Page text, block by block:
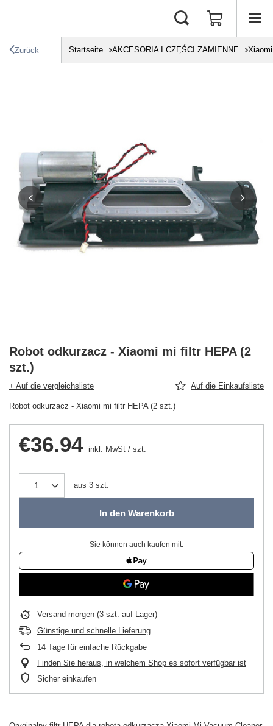
Zurück Startseite AKCESORIA I CZĘŚCI ZAMIENNE Xiaomi
Robot odkurzacz - Xiaomi mi filtr HEPA (2
szt.)
+ Auf die vergleichsliste Auf die Einkaufsliste
Robot odkurzacz - Xiaomi mi filtr HEPA (2 szt.)
€36.94 inkl. MwSt / szt.
aus 3 szt.
In den Warenkorb
Sie können auch kaufen mit:
Versand morgen (3 szt. auf Lager)
Günstige und schnelle Lieferung
14 Tage für einfache Rückgabe
Finden Sie heraus, in welchem Shop es sofort verfügbar ist
Sicher einkaufen